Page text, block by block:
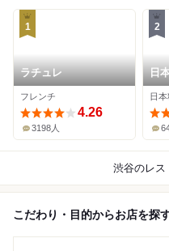
1
ラチュレ
フレンチ
4.26
3198人
2
日
日
渋谷のレス
こだわり・目的からお店を探